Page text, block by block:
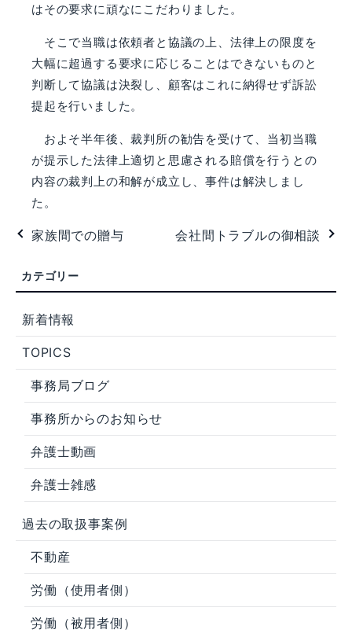
はその要求に頑なにこだわりました。
そこで当職は依頼者と協議の上、法律上の限度を
大幅に超過する要求に応じることはできないものと
判断して協議は決裂し、顧客はこれに納得せず訴訟
提起を行いました。
およそ半年後、裁判所の勧告を受けて、当初当職
が提示した法律上適切と思慮される賠償を行うとの
内容の裁判上の和解が成立し、事件は解決しまし
た。
家族間での贈与 会社間トラブルの御相談
新着情報
TOPICS
事務局ブログ
事務所からのお知らせ
弁護士動画
弁護士雑感
過去の取扱事案例
不動産
労働（使用者側）
労働（被用者側）